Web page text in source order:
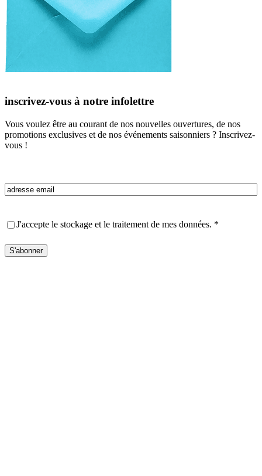
inscrivez-vous à notre infolettre
Vous voulez être au courant de nos nouvelles ouvertures, de nos
promotions exclusives et de nos événements saisonniers ? Inscrivez-
vous !
Email(Nécessaire)
Privacy(Nécessaire)
J'accepte le stockage et le traitement de mes données. *